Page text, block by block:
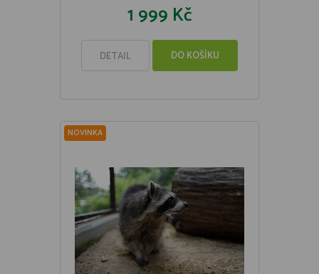
1 999 Kč
DETAIL DO KOŠÍKU
NOVINKA